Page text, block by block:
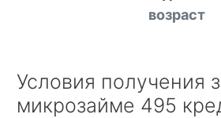
возраст
Условия получения
микрозайме 495